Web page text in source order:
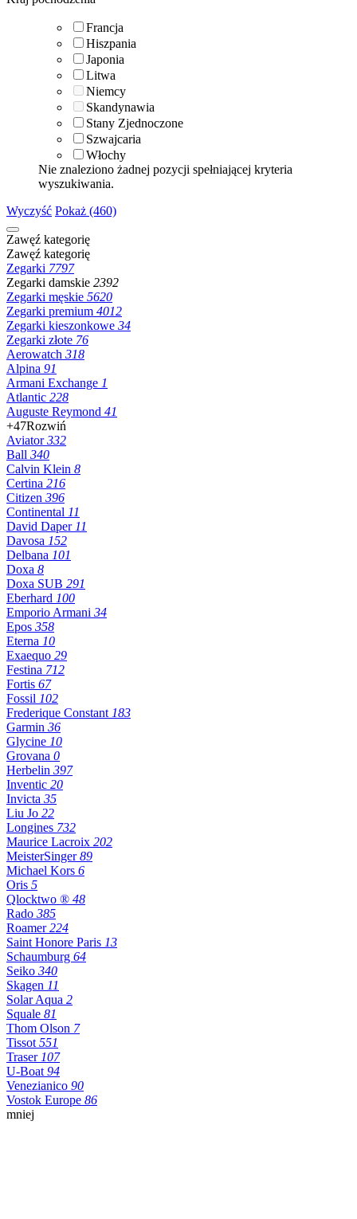
Francja
Hiszpania
Japonia
Litwa
Niemcy
Skandynawia
Stany Zjednoczone
Szwajcaria
Włochy
Nie znaleziono żadnej pozycji spełniającej kryteria
wyszukiwania.
Wyczyść Pokaż (460)
Zawęź kategorię
Zawęź kategorię
Zegarki 7797
Zegarki damskie 2392
Zegarki męskie 5620
Zegarki premium 4012
Zegarki kieszonkowe 34
Zegarki złote 76
Aerowatch 318
Alpina 91
Armani Exchange 1
Atlantic 228
Auguste Reymond 41
+47Rozwiń
Aviator332
Ball 340
Calvin Klein 8
Certina 216
Citizen 396
Continental 11
David Daper 11
Davosa 152
Delbana 101
Doxa 8
Doxa SUB 291
Eberhard 100
Emporio Armani 34
Epos 358
Eterna 10
Exaequo 29
Festina 712
Fortis 67
Fossil 102
Frederique Constant 183
Garmin 36
Glycine 10
Grovana 0
Herbelin 397
Inventic 20
Invicta 35
Liu Jo 22
Longines 732
Maurice Lacroix 202
MeisterSinger89
Michael Kors 6
Oris 5
Qlocktwo ® 48
Rado 385
Roamer224
Saint Honore Paris 13
Schaumburg 64
Seiko 340
Skagen 11
Solar Aqua 2
Squale 81
Thom Olson 7
Tissot 551
Traser 107
U-Boat 94
Venezianico 90
Vostok Europe 86
mniej